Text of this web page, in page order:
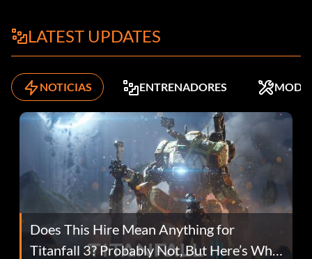
LATEST UPDATES
NOTICIAS ENTRENADORES MODS
Does This Hire Mean Anything for
Titanfall 3? Probably Not, But Here’s Why